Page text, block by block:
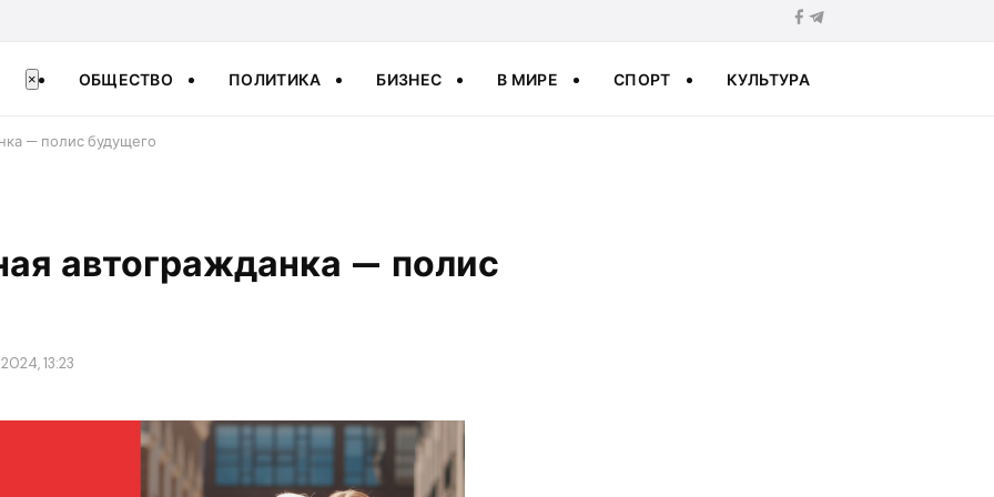
× ОБЩЕСТВО ПОЛИТИКА БИЗНЕС В МИРЕ СПОРТ КУЛЬТУРА
— полис будущего
автогражданка — полис
13:23